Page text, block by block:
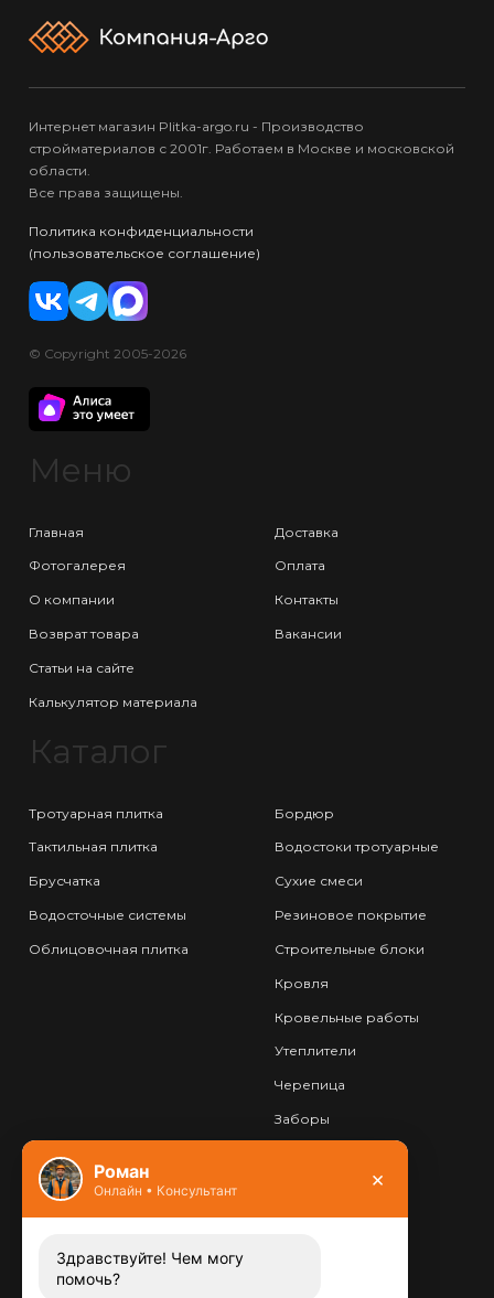
Интернет магазин Plitka-argo.ru - Производство
стройматериалов с 2001г. Работаем в Москве и московской
области.
Все права защищены.
Политика конфиденциальности
(пользовательское соглашение)
© Copyright 2005-2026
Меню
Главная
Фотогалерея
О компании
Возврат товара
Статьи на сайте
Калькулятор материала
Доставка
Оплата
Контакты
Вакансии
Каталог
Тротуарная плитка
Тактильная плитка
Брусчатка
Водосточные системы
Облицовочная плитка
Бордюр
Водостоки тротуарные
Сухие смеси
Резиновое покрытие
Строительные блоки
Кровля
Кровельные работы
Утеплители
Черепица
Заборы
Контакты
Заказать звонок
Роман
Онлайн • Консультант ×
Здравствуйте! Чем могу
помочь?